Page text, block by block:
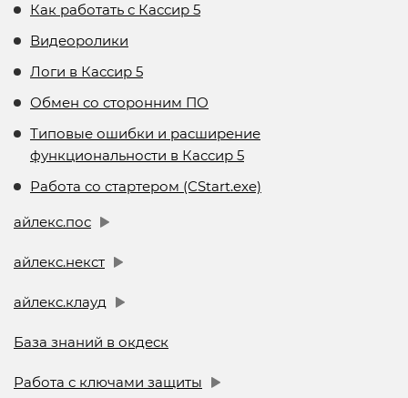
Как работать с Кассир 5
Видеоролики
Логи в Кассир 5
Обмен со сторонним ПО
Типовые ошибки и расширение
функциональности в Кассир 5
Работа со стартером (CStart.exe)
айлекс.пос
айлекс.некст
айлекс.клауд
База знаний в окдеск
Работа с ключами защиты